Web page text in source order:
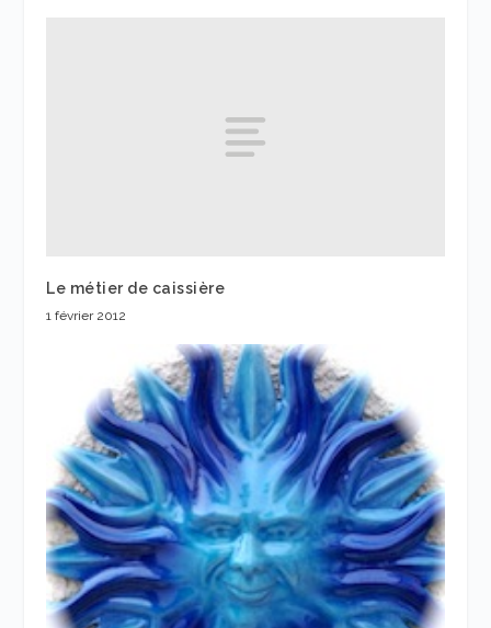
Le métier de caissière
1 février 2012